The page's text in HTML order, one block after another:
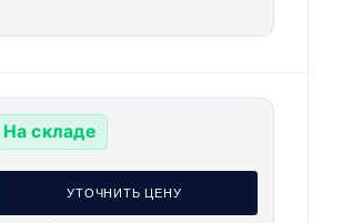
На складе
УТОЧНИТЬ ЦЕНУ